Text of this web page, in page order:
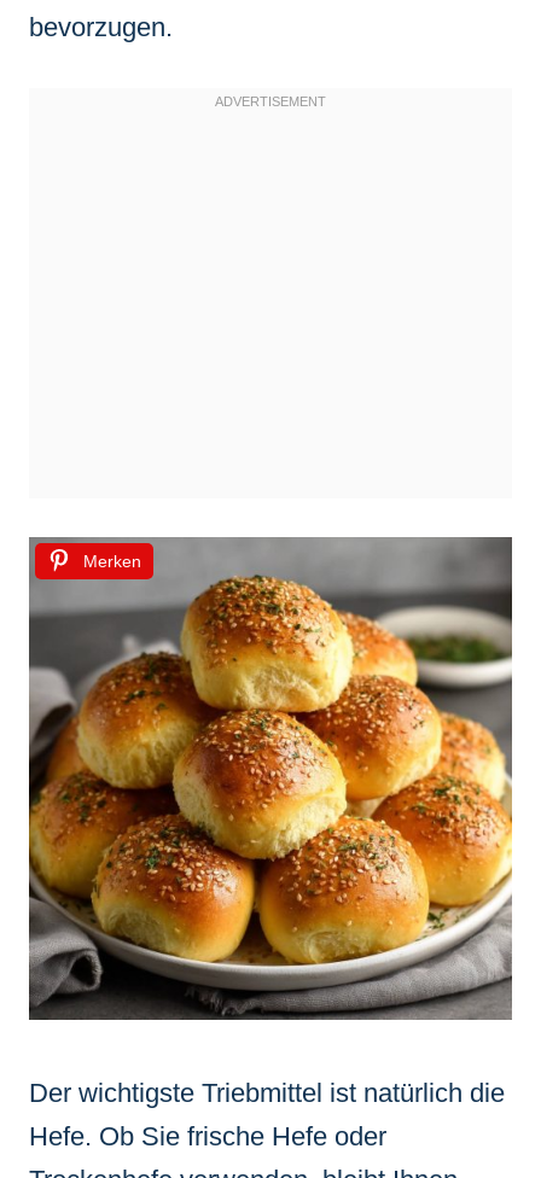
bevorzugen.
Merken
Der wichtigste Triebmittel ist natürlich die
Hefe. Ob Sie frische Hefe oder